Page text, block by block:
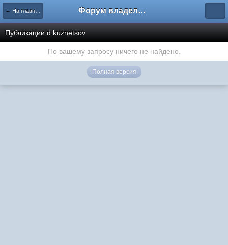
← На главную Форум владельцев интернет-магазинов
Публикации d.kuznetsov
По вашему запросу ничего не найдено.
Полная версия